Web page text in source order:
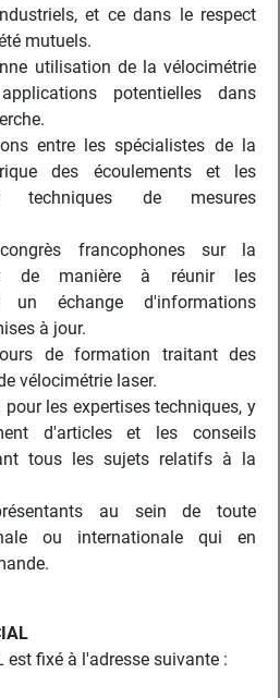
et ce dans le respect
mutuels.
utilisation de la vélocimétrie
potentielles dans
entre les spécialistes de la
des écoulements et les
techniques de mesures
francophones sur la
de manière à réunir les
un échange d'informations
à jour.
de formation traitant des
vélocimétrie laser.
les expertises techniques, y
d'articles et les conseils
tous les sujets relatifs à la
au sein de toute
ou internationale qui en
est fixé à l'adresse suivante :